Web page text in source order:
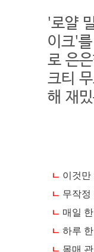
'로얄
이크'
로 은
크티
해 재